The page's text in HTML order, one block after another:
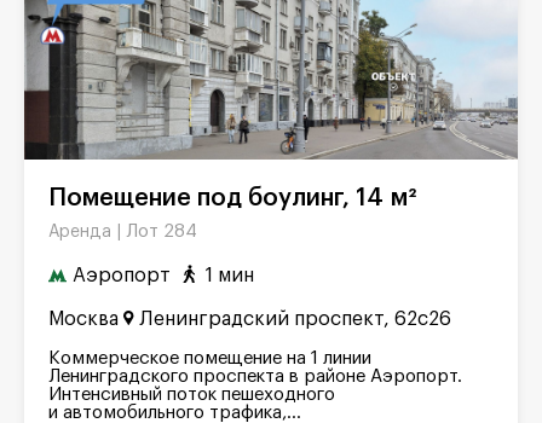
Помещение под боулинг, 14 м²
Аренда | Лот 284
Аэропорт 1 мин
Москва Ленинградский проспект, 62с26
Коммерческое помещение на 1 линии
Ленинградского проспекта в районе Аэропорт.
Интенсивный поток пешеходного
и автомобильного трафика,...